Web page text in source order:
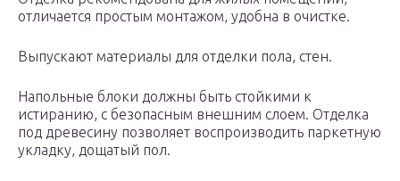
отличается простым монтажом, удобна в очистке.
Выпускают материалы для отделки пола, стен.
Напольные блоки должны быть стойкими к
истиранию, с безопасным внешним слоем. Отделка
под древесину позволяет воспроизводить паркетную
укладку, дощатый пол.